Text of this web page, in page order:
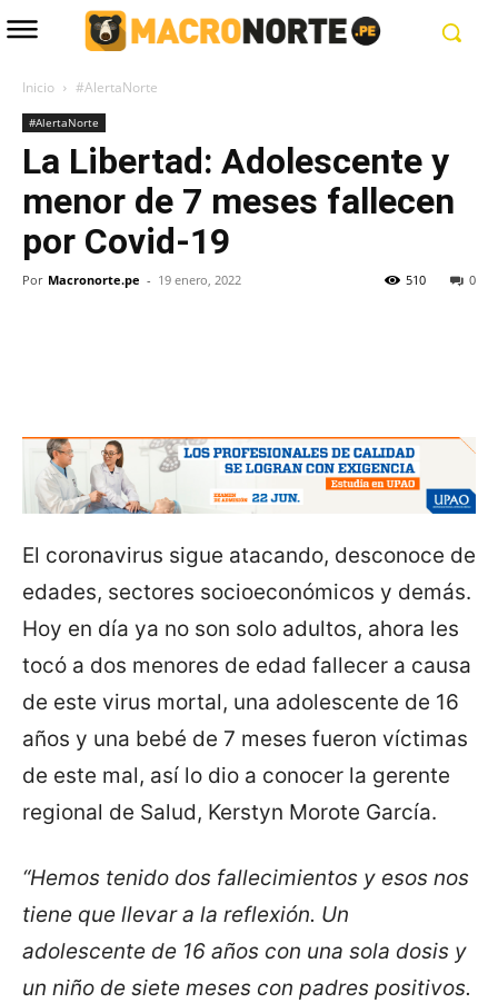
Inicio #AlertaNorte
#AlertaNorte
La Libertad: Adolescente y
menor de 7 meses fallecen
por Covid-19
Por Macronorte.pe - 19 enero, 2022 0
510
El coronavirus sigue atacando, desconoce de
edades, sectores socioeconómicos y demás.
Hoy en día ya no son solo adultos, ahora les
tocó a dos menores de edad fallecer a causa
de este virus mortal, una adolescente de 16
años y una bebé de 7 meses fueron víctimas
de este mal, así lo dio a conocer la gerente
regional de Salud, Kerstyn Morote García.
“Hemos tenido dos fallecimientos y esos nos
tiene que llevar a la reflexión. Un
adolescente de 16 años con una sola dosis y
un niño de siete meses con padres positivos.